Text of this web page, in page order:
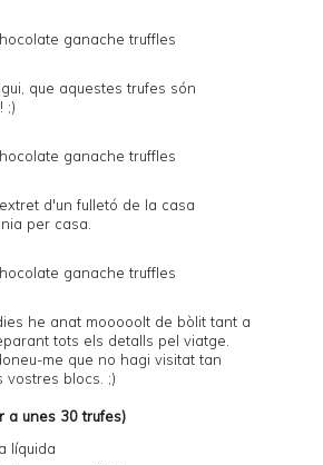
que aquestes trufes són
;)
d'un fulletó de la casa
per casa.
he anat mooooolt de bòlit tant a
tots els detalls pel viatge.
me que no hagi visitat tan
vostres blocs. ;)
a unes 30 trufes)
líquida